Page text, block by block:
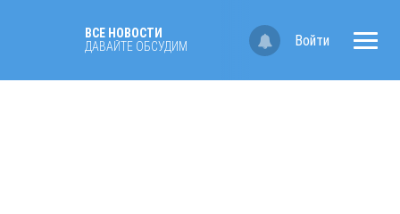
ВСЕ НОВОСТИ
ДАВАЙТЕ ОБСУДИМ
Войти